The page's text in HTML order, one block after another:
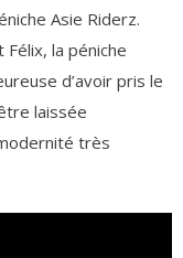
Asie Riderz.
la péniche
d’avoir pris le
laissée
très